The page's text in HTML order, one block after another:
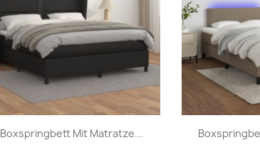
Boxspringbett Mit Matratze...
Vorschau 